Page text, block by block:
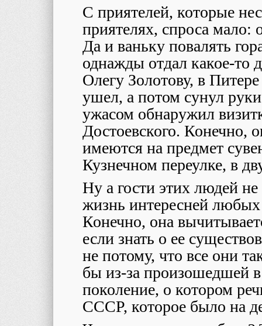
С приятелей, которые
приятелях, спроса мало:
Да и ваньку повалять
однажды отдал какое-то
Олегу Золотову, в
ушел, а потом сунул
ужасом обнаружил
Достоевского. Конечно,
имеются на предмет
Кузнечном переулке, в
Ну а гости этих людей
жизнь интересней
Конечно, она
если знать о ее
не потому, что все они
бы из-за произошедшей
поколение, о котором
СССР, которое было на